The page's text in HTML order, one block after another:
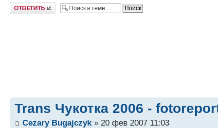
Ответить
Trans Чукотка 2006 -
Cezary Bugajczyk » 20 фев 2007 11:03